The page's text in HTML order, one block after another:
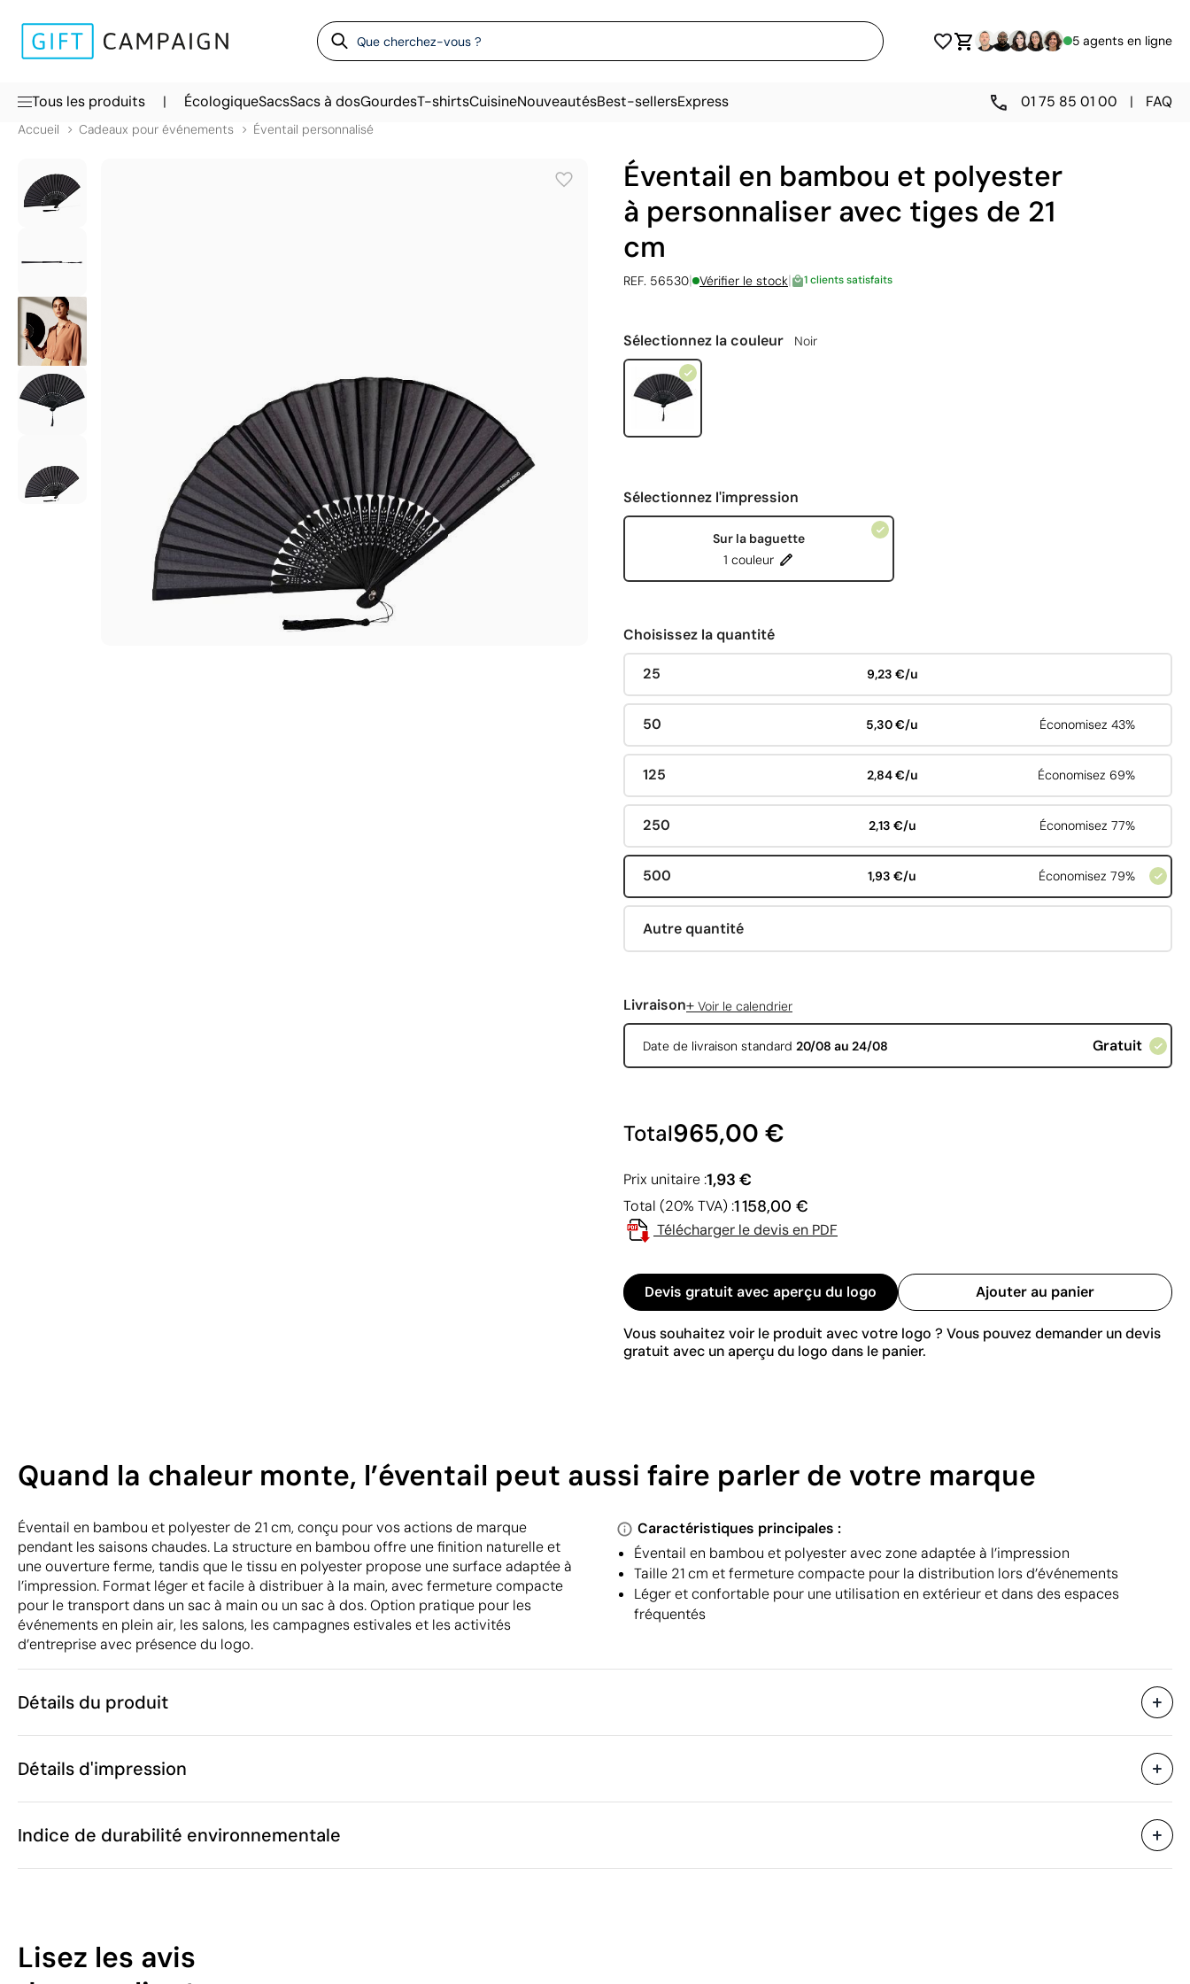
5 agents en ligne
Tous les produits | ÉcologiqueSacsSacs à dosGourdesT-shirtsCuisineNouveautésBest-sellersExpress 01 75 85 01 00 | FAQ
Accueil Cadeaux pour événements Éventail personnalisé
Éventail en bambou et polyester
à personnaliser avec tiges de 21
cm
REF. 56530| Vérifier le stock| 1 clients satisfaits
Sélectionnez la couleur Noir
Sélectionnez l'impression
Sur la baguette
1 couleur
Choisissez la quantité
25 9,23 €/u
50 5,30 €/u Économisez 43%
125 2,84 €/u Économisez 69%
250 2,13 €/u Économisez 77%
500 1,93 €/u Économisez 79%
Autre quantité
Livraison+ Voir le calendrier
Date de livraison standard 20/08 au 24/08 Gratuit
Total965,00 €
Prix unitaire :1,93 €
Total (20% TVA) :1 158,00 €
Télécharger le devis en PDF
Devis gratuit avec aperçu du logo Ajouter au panier
Vous souhaitez voir le produit avec votre logo ? Vous pouvez demander un devis
gratuit avec un aperçu du logo dans le panier.
Quand la chaleur monte, l’éventail peut aussi faire parler de votre marque
Éventail en bambou et polyester de 21 cm, conçu pour vos actions de marque
pendant les saisons chaudes. La structure en bambou offre une finition naturelle et
une ouverture ferme, tandis que le tissu en polyester propose une surface adaptée à
l’impression. Format léger et facile à distribuer à la main, avec fermeture compacte
pour le transport dans un sac à main ou un sac à dos. Option pratique pour les
événements en plein air, les salons, les campagnes estivales et les activités
d’entreprise avec présence du logo.
Caractéristiques principales :
Éventail en bambou et polyester avec zone adaptée à l’impression
Taille 21 cm et fermeture compacte pour la distribution lors d’événements
Léger et confortable pour une utilisation en extérieur et dans des espaces
fréquentés
Détails du produit
Caractéristiques
Code du produit
Poids
31 g
Matière
Bambou / Polyester
Pays d'envoi
Emballage
Détails d'impression
Indice de durabilité environnementale
46
/100
Lisez les avis